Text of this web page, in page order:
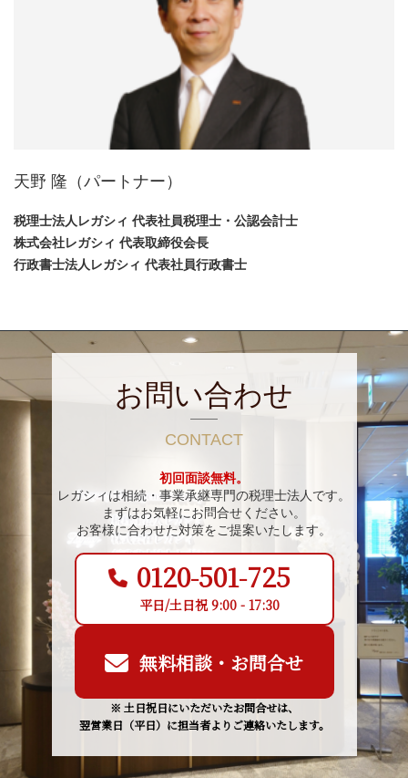
天野 隆 （パートナー）
税理士法人レガシィ 代表社員税理士・公認会計士
株式会社レガシィ 代表取締役会長
行政書士法人レガシィ 代表社員行政書士
お問い合わせ
CONTACT
初回面談無料。
レガシィは相続・事業承継専門の税理士法人です。
まずはお気軽にお問合せください。
お客様に合わせた対策をご提案いたします。
0120-501-725
平日/土日祝 9:00 - 17:30
無料相談・お問合せ
※ 土日祝日にいただいたお問合せは、
翌営業日（平日）に担当者よりご連絡いたします。